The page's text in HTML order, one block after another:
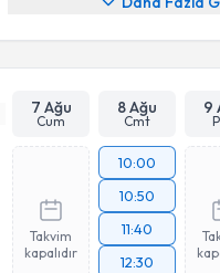
7 Ağu
Cum
8 Ağu
Cmt
9
Takvim
kapalıdır
10:00
10:50
11:40
12:30